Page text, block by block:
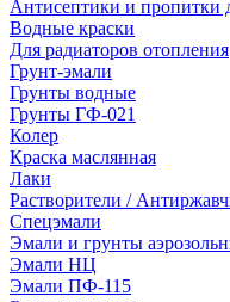
Антисептики и пропитки
Водные краски
Для радиаторов отопления
Грунт-эмали
Грунты водные
Грунты ГФ-021
Колер
Краска маслянная
Лаки
Растворители /
Спецэмали
Эмали и грунты
Эмали НЦ
Эмали ПФ-115